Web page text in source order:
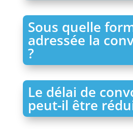
Sous quelle
adressée la
?
Le délai de
peut-il être